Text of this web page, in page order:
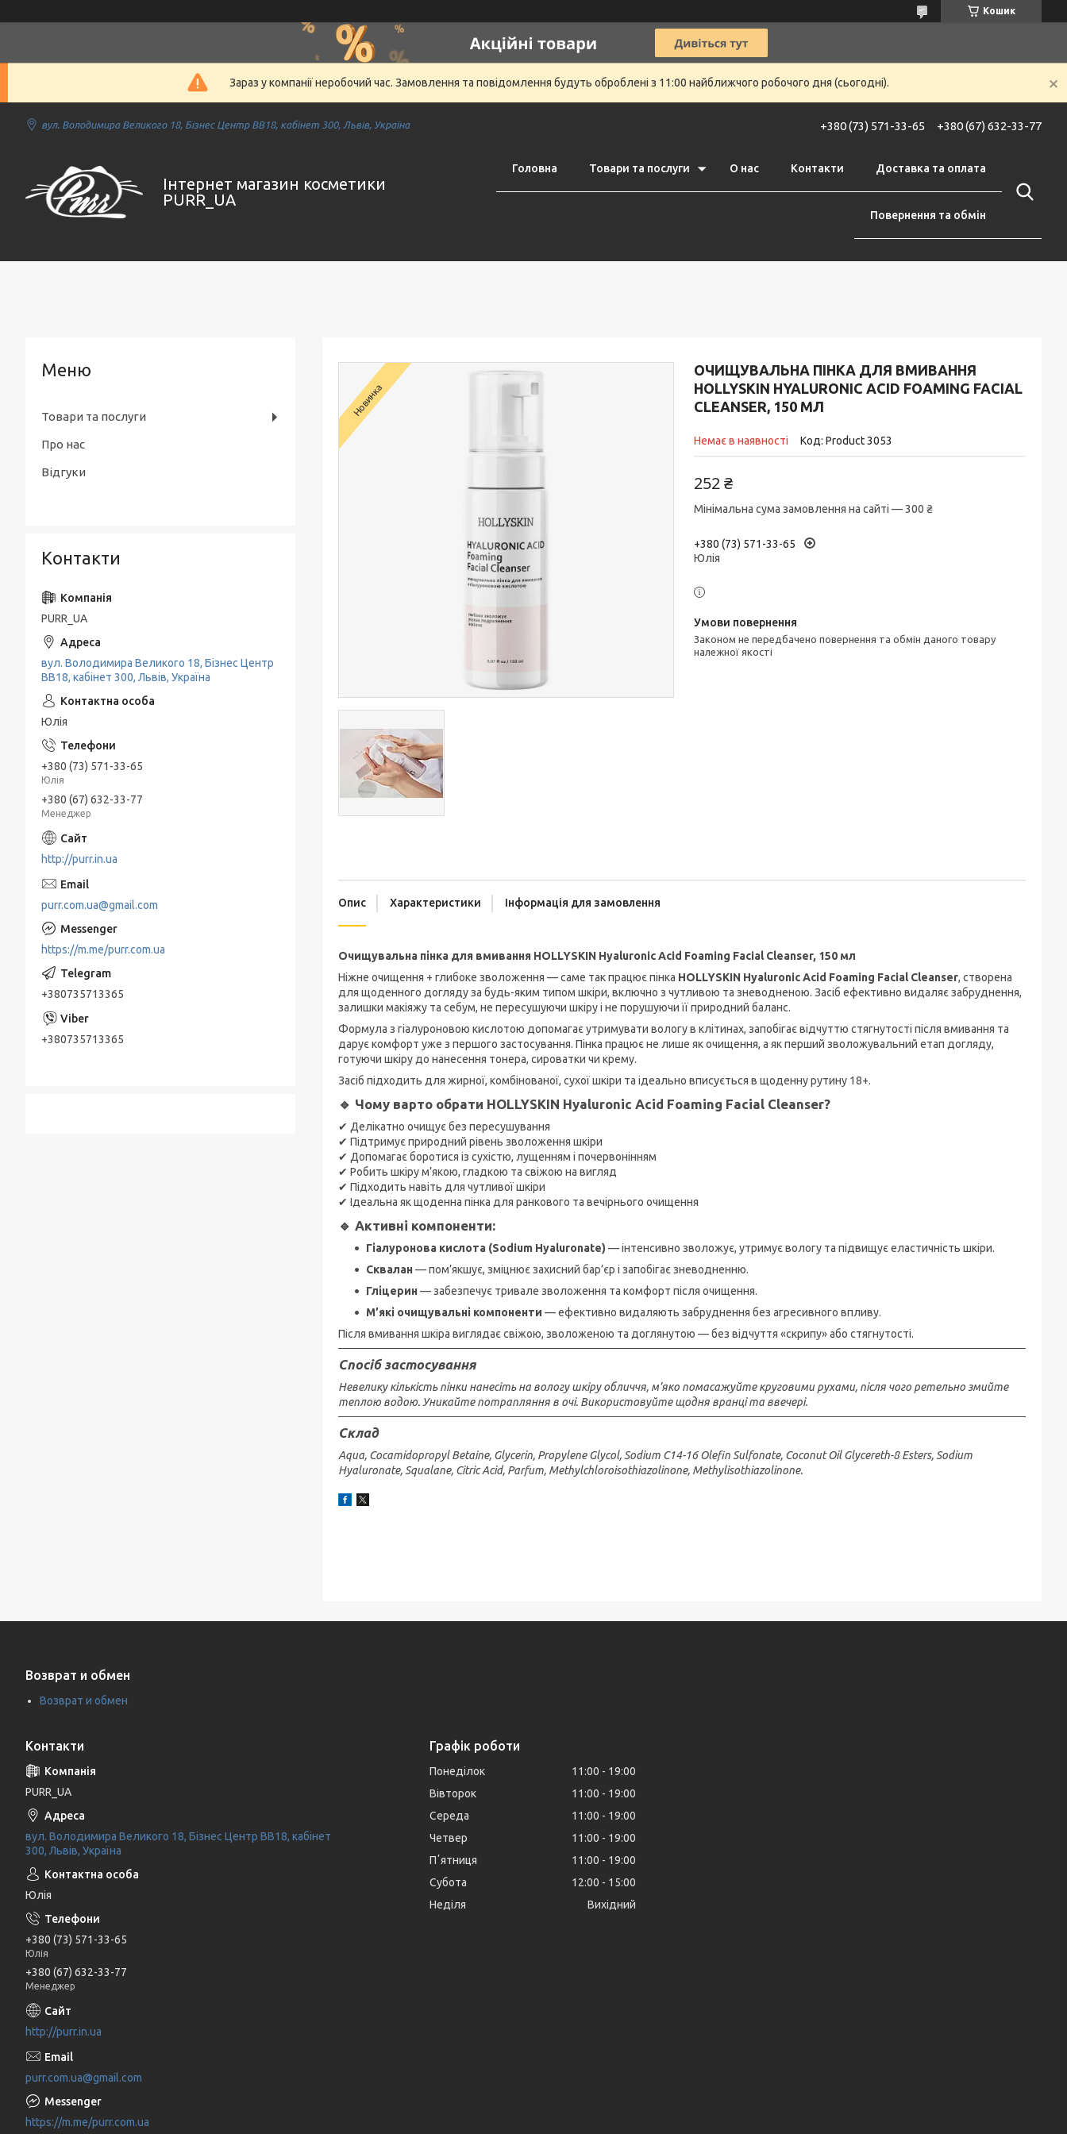
Кошик
Зараз у компанії неробочий час. Замовлення та повідомлення будуть оброблені з 11:00 найближчого робочого дня (сьогодні).
вул. Володимира Великого 18, Бізнес Центр ВВ18, кабінет 300, Львів, Україна +380 (73) 571-33-65 +380 (67) 632-33-77
Інтернет магазин косметики
PURR_UA
Головна Товари та послуги О нас Контакти Доставка та оплата
Повернення та обмін
ОЧИЩУВАЛЬНА ПІНКА ДЛЯ ВМИВАННЯ
HOLLYSKIN HYALURONIC ACID FOAMING FACIAL
CLEANSER, 150 МЛ
Немає в наявності Код: Product 3053
252 ₴
Мінімальна сума замовлення на сайті — 300 ₴
+380 (73) 571-33-65
Юлія
Законом не передбачено повернення та обмін даного товару
належної якості
Новинка
Опис Характеристики Інформація для замовлення
Очищувальна пінка для вмивання HOLLYSKIN Hyaluronic Acid Foaming Facial Cleanser, 150 мл
Ніжне очищення + глибоке зволоження — саме так працює пінка HOLLYSKIN Hyaluronic Acid Foaming Facial Cleanser, створена
для щоденного догляду за будь-яким типом шкіри, включно з чутливою та зневодненою. Засіб ефективно видаляє забруднення,
залишки макіяжу та себум, не пересушуючи шкіру і не порушуючи її природний баланс.
Формула з гіалуроновою кислотою допомагає утримувати вологу в клітинах, запобігає відчуттю стягнутості після вмивання та
дарує комфорт уже з першого застосування. Пінка працює не лише як очищення, а як перший зволожувальний етап догляду,
готуючи шкіру до нанесення тонера, сироватки чи крему.
Засіб підходить для жирної, комбінованої, сухої шкіри та ідеально вписується в щоденну рутину 18+.
🔹 Чому варто обрати HOLLYSKIN Hyaluronic Acid Foaming Facial Cleanser?
✔ Делікатно очищує без пересушування
✔ Підтримує природний рівень зволоження шкіри
✔ Допомагає боротися із сухістю, лущенням і почервонінням
✔ Робить шкіру м’якою, гладкою та свіжою на вигляд
✔ Підходить навіть для чутливої шкіри
✔ Ідеальна як щоденна пінка для ранкового та вечірнього очищення
🔹 Активні компоненти:
Гіалуронова кислота (Sodium Hyaluronate) — інтенсивно зволожує, утримує вологу та підвищує еластичність шкіри.
Сквалан — пом’якшує, зміцнює захисний бар’єр і запобігає зневодненню.
Гліцерин — забезпечує тривале зволоження та комфорт після очищення.
М’які очищувальні компоненти — ефективно видаляють забруднення без агресивного впливу.
Після вмивання шкіра виглядає свіжою, зволоженою та доглянутою — без відчуття «скрипу» або стягнутості.
Спосіб застосування
Невелику кількість пінки нанесіть на вологу шкіру обличчя, м’яко помасажуйте круговими рухами, після чого ретельно змийте
теплою водою. Уникайте потрапляння в очі. Використовуйте щодня вранці та ввечері.
Склад
Aqua, Cocamidopropyl Betaine, Glycerin, Propylene Glycol, Sodium C14-16 Olefin Sulfonate, Coconut Oil Glycereth-8 Esters, Sodium
Hyaluronate, Squalane, Citric Acid, Parfum, Methylchloroisothiazolinone, Methylisothiazolinone.
Товари та послуги
Про нас
Відгуки
Контакти
PURR_UA
вул. Володимира Великого 18, Бізнес Центр
ВВ18, кабінет 300, Львів, Україна
Юлія
+380 (73) 571-33-65
Юлія
+380 (67) 632-33-77
Менеджер
http://purr.in.ua
purr.com.ua@gmail.com
https://m.me/purr.com.ua
+380735713365
+380735713365
Возврат и обмен
Возврат и обмен
Контакти
PURR_UA
вул. Володимира Великого 18, Бізнес Центр ВВ18, кабінет
300, Львів, Україна
Юлія
+380 (73) 571-33-65
Юлія
+380 (67) 632-33-77
Менеджер
http://purr.in.ua
purr.com.ua@gmail.com
https://m.me/purr.com.ua
Графік роботи
Понеділок 11:00
19:00
Вівторок
11:00
19:00
Середа
11:00
19:00
Четвер
11:00
19:00
Пʼятниця
11:00
19:00
Субота
12:00
15:00
Неділя
Вихідний